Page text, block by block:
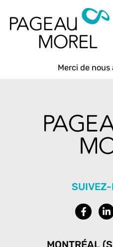
contenu
Merci de
F
a
b
L
i
e
MONTRÉAL